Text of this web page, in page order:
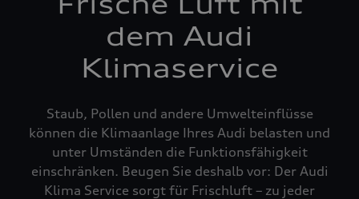
dem Audi
Klimaservice
Staub, Pollen und andere Umwelteinflüsse
können die Klimaanlage Ihres Audi belasten und
unter Umständen die Funktionsfähigkeit
einschränken. Beugen Sie deshalb vor: Der Audi
Klima Service sorgt für Frischluft – zu jeder